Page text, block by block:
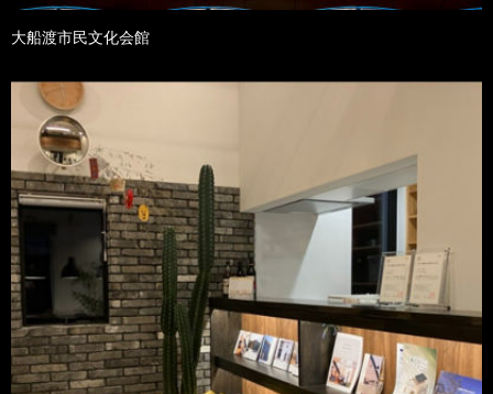
大船渡市民文化会館